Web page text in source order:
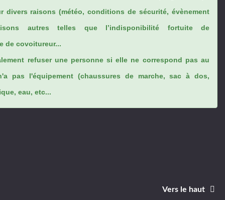
divers raisons (météo, conditions de sécurité, évènement
autres telles que l’indisponibilité fortuite de
de covoitureur...
refuser une personne si elle ne correspond pas au
pas l'équipement (chaussures de marche, sac à dos,
eau, etc...
Vers le haut